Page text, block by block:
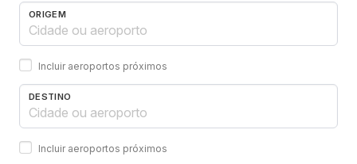
ORIGEM
Incluir aeroportos próximos
DESTINO
Incluir aeroportos próximos